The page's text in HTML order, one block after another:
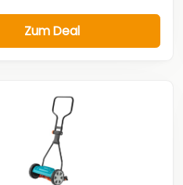
Zum Deal